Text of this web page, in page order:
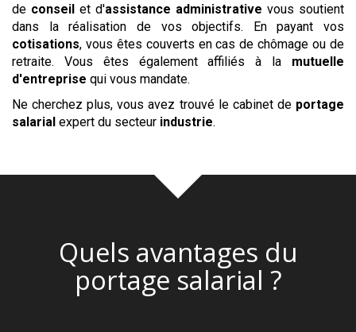
de conseil et d'assistance administrative vous soutient
dans la réalisation de vos objectifs. En payant vos
cotisations, vous êtes couverts en cas de chômage ou de
retraite. Vous êtes également affiliés à la mutuelle
d'entreprise qui vous mandate.
Ne cherchez plus, vous avez trouvé le cabinet de portage
salarial expert du secteur industrie.
Quels avantages du
portage salarial ?